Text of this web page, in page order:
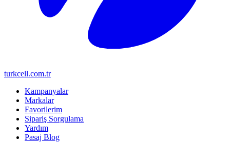
turkcell.com.tr
Kampanyalar
Markalar
Favorilerim
Sipariş Sorgulama
Yardım
Pasaj Blog